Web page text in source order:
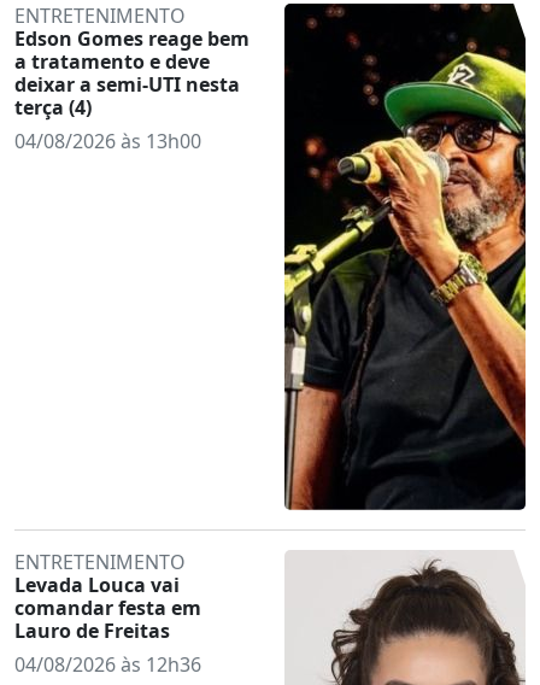
ENTRETENIMENTO
Edson Gomes reage bem
a tratamento e deve
deixar a semi-UTI nesta
terça (4)
04/08/2026 às 13h00
ENTRETENIMENTO
Levada Louca vai
comandar festa em
Lauro de Freitas
04/08/2026 às 12h36